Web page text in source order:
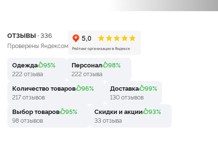
ОТЗЫВЫ · 336
Проверены Яндексом
Одежда 95%
222 отзыва
Персонал 98%
222 отзыва
Количество товаров 96%
217 отзывов
Доставка 99%
130 отзывов
Выбор товаров 95%
98 отзывов
Скидки и акции 93%
33 отзыва